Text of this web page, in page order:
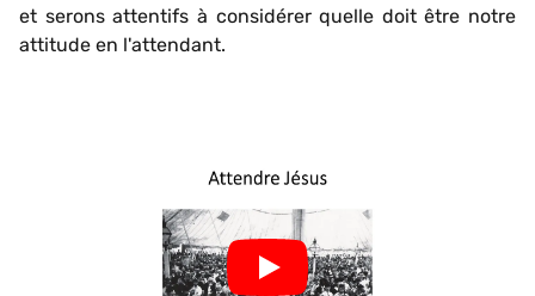
et serons attentifs à considérer quelle doit être notre
attitude en l'attendant.